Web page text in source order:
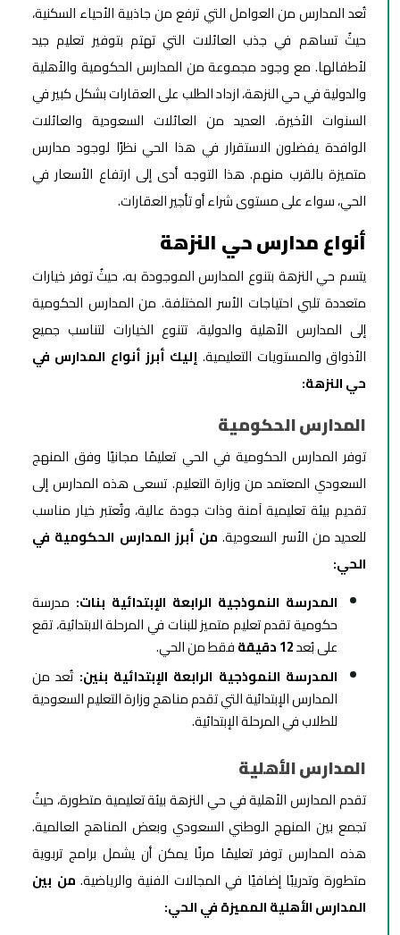
تُعد المدارس من العوامل التي ترفع من جاذبية الأحياء السكنية،
حيثُ تساهم في جذب العائلات التي تهتم بتوفير تعليم جيد
لأطفالها. مع وجود مجموعة من المدارس الحكومية والأهلية
والدولية في حي النزهة، ازداد الطلب على العقارات بشكل كبير في
السنوات الأخيرة. العديد من العائلات السعودية والعائلات
الوافدة يفضلون الاستقرار في هذا الحي نظرًا لوجود مدارس
متميزة بالقرب منهم. هذا التوجه أدى إلى ارتفاع الأسعار في
الحي، سواء على مستوى شراء أو تأجير العقارات.
أنواع مدارس حي النزهة
يتسم حي النزهة بتنوع المدارس الموجودة به، حيثُ توفر خيارات
متعددة تلبي احتياجات الأسر المختلفة. من المدارس الحكومية
إلى المدارس الأهلية والدولية، تتنوع الخيارات لتناسب جميع
الأذواق والمستويات التعليمية.إليك أبرز أنواع المدارس في
حي النزهة:
المدارس الحكومية
توفر المدارس الحكومية في الحي تعليمًا مجانيًا وفق المنهج
السعودي المعتمد من وزارة التعليم. تسعى هذه المدارس إلى
تقديم بيئة تعليمية آمنة وذات جودة عالية، وتُعتبر خيار مناسب
للعديد من الأسر السعودية. من أبرز المدارس الحكومية في
الحي:
المدرسة النموذجية الرابعة الإبتدائية بنات: مدرسة
حكومية تقدم تعليم متميز للبنات في المرحلة الابتدائية، تقع
على بُعد12 دقيقة
فقط من الحي.
المدرسة النموذجية الرابعة الإبتدائية بنين: تُعد من
المدارس الإبتدائية التي تقدم مناهج وزارة التعليم السعودية
للطلاب في المرحلة الإبتدائية.
المدارس الأهلية
تقدم المدارس الأهلية في حي النزهة بيئة تعليمية متطورة، حيثُ
تجمع بين المنهج الوطني السعودي وبعض المناهج العالمية.
هذه المدارس توفر تعليمًا مرنًا يمكن أن يشمل برامج تربوية
متطورة وتدريبًا إضافيًا في المجالات الفنية والرياضية. من بين
المدارس الأهلية المميزة في الحي: